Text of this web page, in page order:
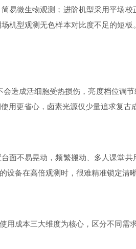
微生物观测；进阶机型采用平场
机型观测无色样本对比度不足的短
成活细胞受热损伤，亮度档位调
用更省心，卤素光源仅少量追求复古
不易晃动，频繁搬动、多人课堂
备在高倍观测时，很难精准锁定清
成本三大维度为核心，区分不同需